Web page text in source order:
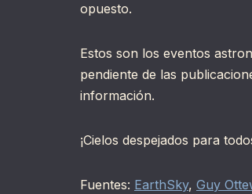
opuesto.
Estos son los eventos
pendiente de las
información.
¡Cielos despejados para
Fuentes: EarthSky, Guy